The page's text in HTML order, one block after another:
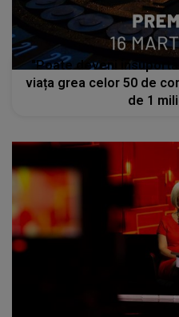
"Poate deveni
viața grea celor 50 de
de 1